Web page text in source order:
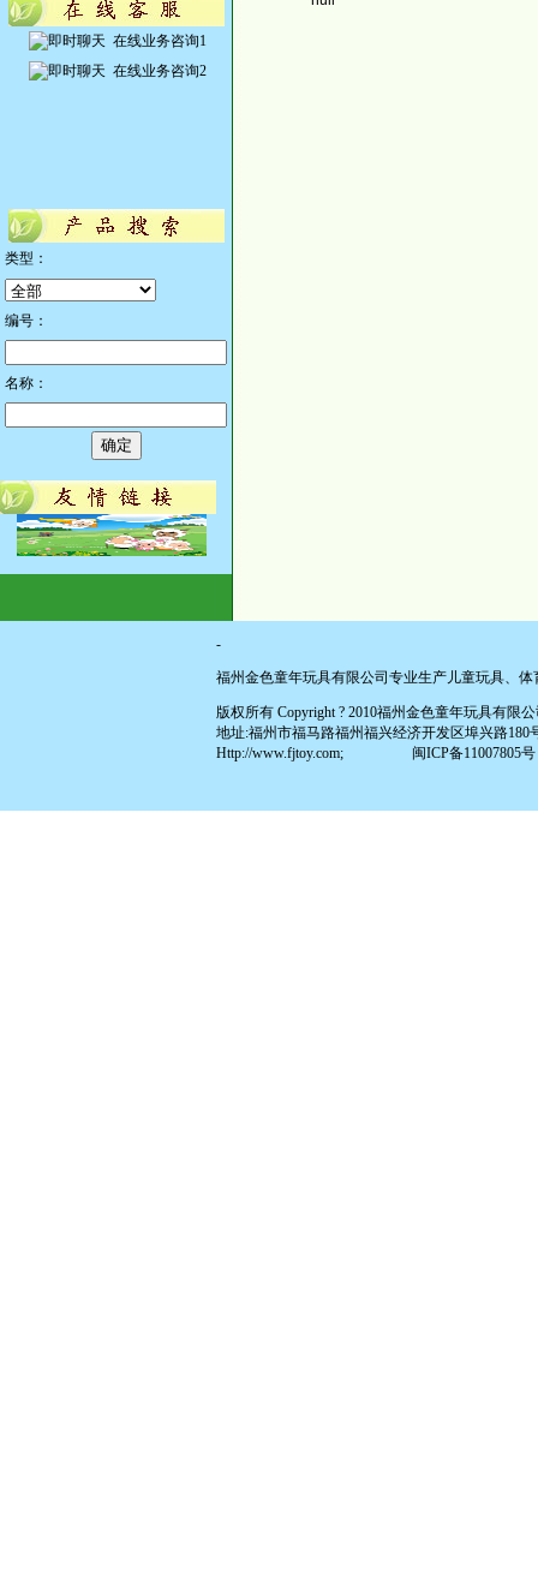
在线业务咨询1
在线业务咨询2
类型：
编号：
名称：
-
福州金色童年玩具有限公司专业生产儿童玩具、
版权所有 Copyright ? 2010福州金色童年玩具有限公
地址:福州市福马路福州福兴经济开发区埠兴路180
Http://www.fjtoy.com;
闽ICP备11007805号